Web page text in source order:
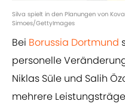
Silva spielt in den Planungen von
Simoes/GettyImages
Bei Borussia Dortmund
personelle
Niklas Süle und Salih
mehrere